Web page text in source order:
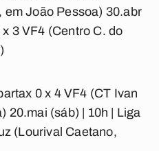
em João Pessoa) 30.abr
x 3 VF4 (Centro C. do
0 x 4 VF4 (CT Ivan
20.mai (sáb) | 10h | Liga
(Lourival Caetano,